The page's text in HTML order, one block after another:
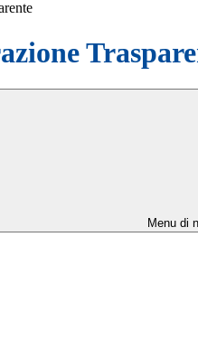
Menu di